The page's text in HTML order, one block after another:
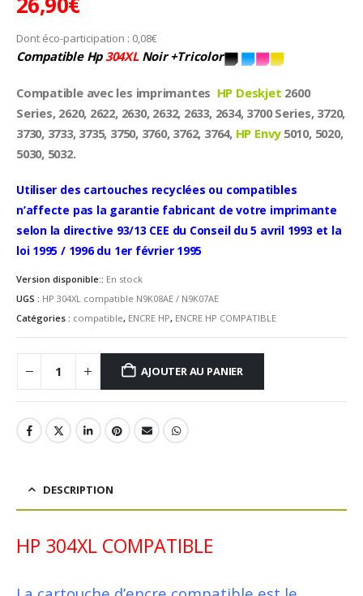
Dont éco-participation : 0,08€
Compatible Hp304XLNoir +Tricolor
Compatible avec les imprimantes HP Deskjet 2600
Series, 2620, 2622, 2630, 2632, 2633, 2634, 3700 Series, 3720,
3730, 3733, 3735, 3750, 3760, 3762, 3764,HP Envy5010, 5020,
5030, 5032.
Utiliser des cartouches recyclées ou compatibles
n’affecte pas la garantie fabricant de votre imprimante
selon la directive 93/13 CEE du Conseil du 5 avril 1993 et la
loi 1995 / 1996 du 1er février 1995
Version disponible:: En stock
UGS : HP 304XL compatible N9K08AE / N9K07AE
Catégories : compatible, ENCRE HP, ENCRE HP COMPATIBLE
AJOUTER AU PANIER
DESCRIPTION
HP 304XL COMPATIBLE